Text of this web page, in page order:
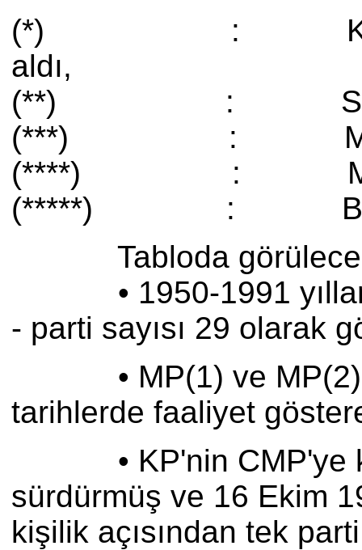
(*) : KP, CMP'ye
aldı,
(**) : SODEP,
(***) : MDP,
(****) : MÇP, isim
(*****) : Birlik ve
Tabloda
• 1950-1991 yılları
- parti sayısı 29 olarak
• MP(1) ve MP(2) ile
tarihlerde faaliyet
• KP'nin CMP'ye
sürdürmüş ve 16 Ekim
kişilik açısından tek